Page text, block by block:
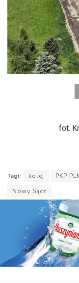
fot.
Tagi: kolej PKP
Nowy Sącz